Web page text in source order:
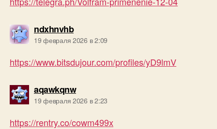
ndxhnvhbпишет:
19 февраля 2026 в 2:09
https://www.bitsdujour.com/profiles/yD9lmV
aqawkqnwпишет:
19 февраля 2026 в 2:23
https://rentry.co/cowm499x